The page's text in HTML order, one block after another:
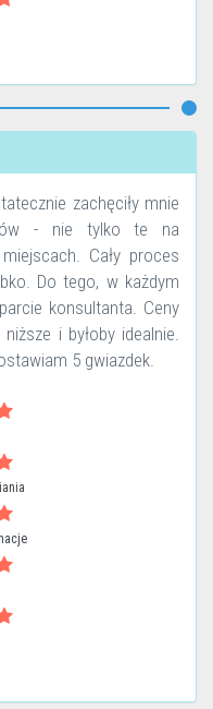
zachęciły mnie
- nie tylko te na
Cały proces
Do tego, w każdym
konsultanta. Ceny
i byłoby idealnie.
5 gwiazdek.